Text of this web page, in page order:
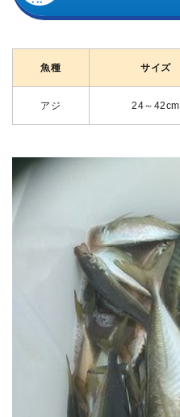
魚種 サイズ
アジ 24～42cm